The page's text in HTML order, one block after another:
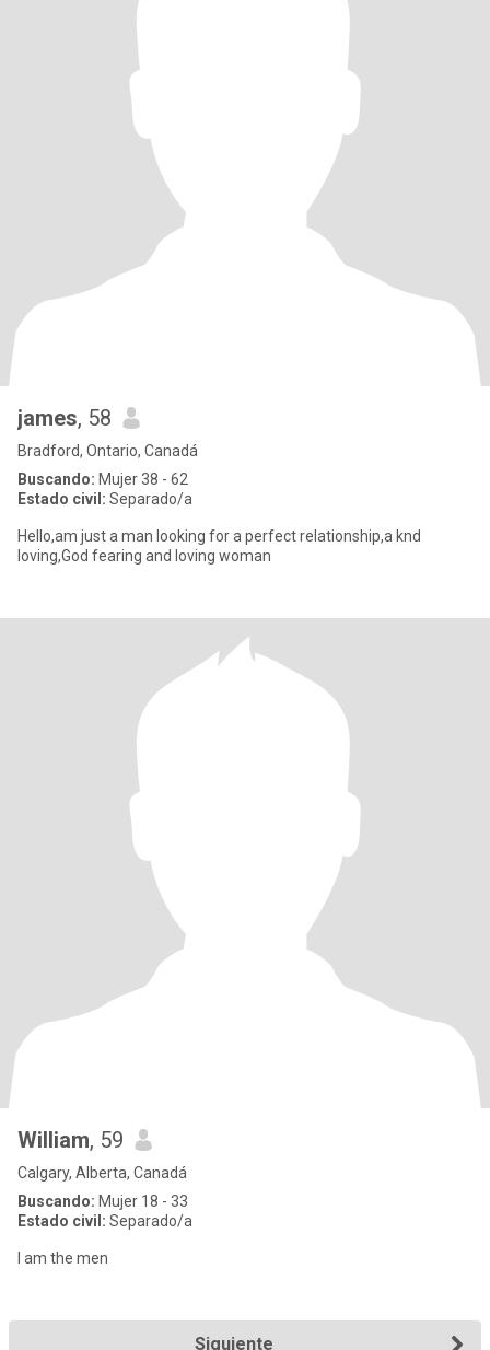
james, 58
Bradford, Ontario, Canadá
Buscando: Mujer 38 - 62
Estado civil: Separado/a
Hello,am just a man looking for a perfect relationship,a knd
loving,God fearing and loving woman
William, 59
Calgary, Alberta, Canadá
Buscando: Mujer 18 - 33
Estado civil: Separado/a
I am the men
Siguiente